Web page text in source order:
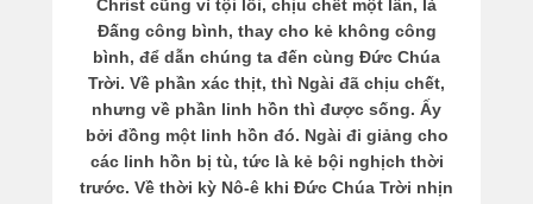
Christ cũng vì tội lỗi, chịu chết một lần, là
Đấng công bình, thay cho kẻ không công
bình, để dẫn chúng ta đến cùng Đức Chúa
Trời. Về phần xác thịt, thì Ngài đã chịu chết,
nhưng về phần linh hồn thì được sống. Ấy
bởi đồng một linh hồn đó. Ngài đi giảng cho
các linh hồn bị tù, tức là kẻ bội nghịch thời
trước. Về thời kỳ Nô-ê khi Đức Chúa Trời nhịn